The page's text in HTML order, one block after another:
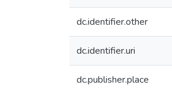
dc.identifier.other
dc.identifier.uri
dc.publisher.place